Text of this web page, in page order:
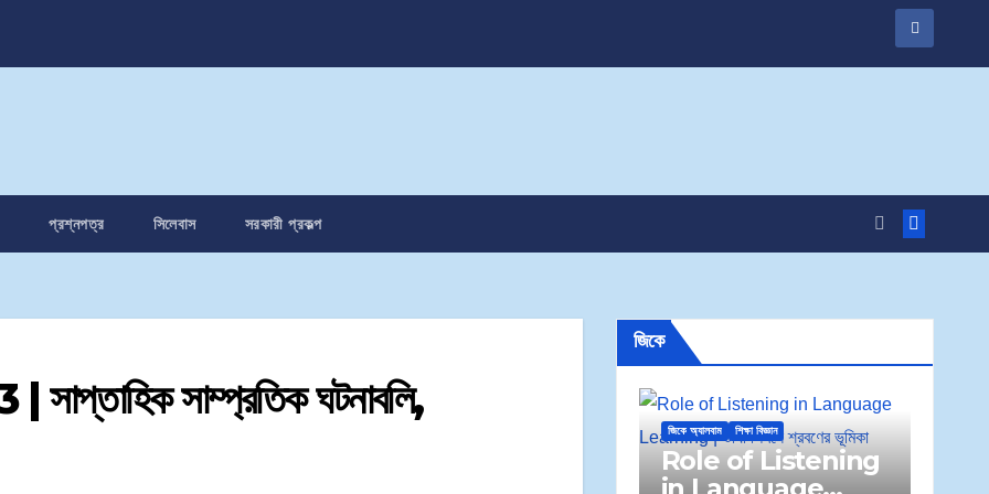
প্রশ্নপত্র সিলেবাস সরকারী প্রকল্প
সাম্প্রতিক ঘটনাবলি,
জিকে
জিকে অ্যালবাম শিক্ষা বিজ্ঞান
Role of Listening